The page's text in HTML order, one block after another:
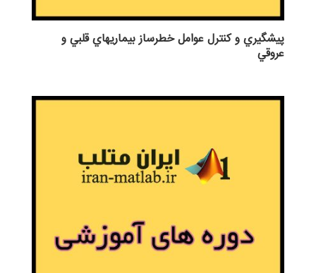
پيشگيري و كنترل عوامل خطرساز بيماريهاي قلبي و
عروقي